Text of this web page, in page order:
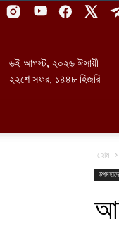
৬ই আগস্ট, ২০২৬ ঈসায়ী
২২শে সফর, ১৪৪৮ হিজরি
হোম